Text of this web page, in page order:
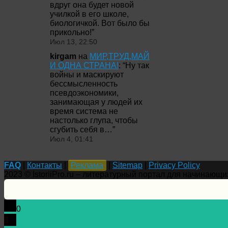
вдруг она будет новой
училкой в его школе,
биологичкой. Вот было бы
прикольно!”
Июл 13, 22:50
kirgam на МИР,ТРУД,МАЙ
И ОДНА СТРАНА!: “Ну так
войны и маскируют
бессмысленность
псевдоэкономики,
занимающая у людей их
время система не
настолько глупа, чтобы
сгубить себя в…”
Июл 4, 01:41
FAQ Контакты Реклама Sitemap
Privacy Policy
0